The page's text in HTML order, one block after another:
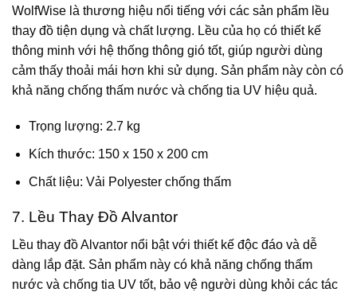
WolfWise là thương hiệu nổi tiếng với các sản phẩm lều
thay đồ tiện dụng và chất lượng. Lều của họ có thiết kế
thông minh với hệ thống thông gió tốt, giúp người dùng
cảm thấy thoải mái hơn khi sử dụng. Sản phẩm này còn có
khả năng chống thấm nước và chống tia UV hiệu quả.
Trọng lượng: 2.7 kg
Kích thước: 150 x 150 x 200 cm
Chất liệu: Vải Polyester chống thấm
7. Lều Thay Đồ Alvantor
Lều thay đồ Alvantor nổi bật với thiết kế độc đáo và dễ
dàng lắp đặt. Sản phẩm này có khả năng chống thấm
nước và chống tia UV tốt, bảo vệ người dùng khỏi các tác